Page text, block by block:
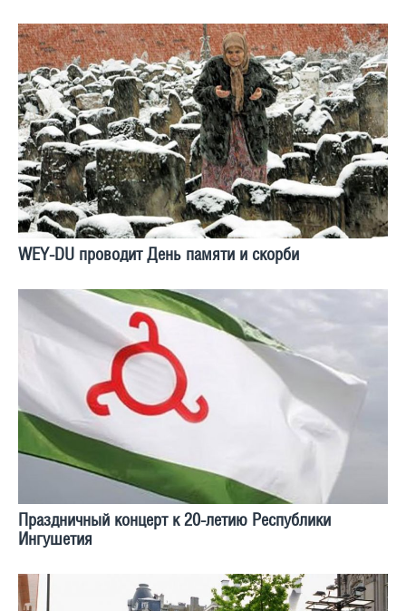
WEY-DU проводит День памяти и скорби
Праздничный концерт к 20-летию Республики
Ингушетия